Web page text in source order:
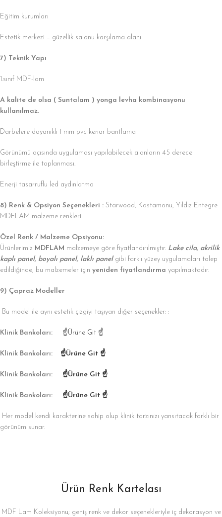
Eğitim kurumları
Estetik merkezi – güzellik salonu karşılama alanı
7) Teknik Yapı
1.sınıf MDF-lam
A kalite de olsa ( Suntalam ) yonga levha kombinasyonu
kullanılmaz.
Darbelere dayanıklı 1 mm pvc kenar bantlama
Görünümü açısında uygulaması yapılabilecek alanların 45 derece
birleştirme ile toplanması.
Enerji tasarruflu led aydınlatma
8) Renk & Opsiyon Seçenekleri : Starwood, Kastamonu, Yıldız Entegre
MDFLAM malzeme renkleri.
Özel Renk / Malzeme Opsiyonu:
Ürünlerimiz MDFLAM malzemeye göre fiyatlandırılmıştır. Lake cila, akrilik
kaplı panel, boyalı panel, laklı panel gibi farklı yüzey uygulamaları talep
edildiğinde, bu malzemeler için yeniden fiyatlandırma yapılmaktadır.
9) Çapraz Modeller
Bu model ile aynı estetik çizgiyi taşıyan diğer seçenekler: :
Klinik Bankoları: ☝Ürüne Git ☝
Klinik Bankoları: ☝Ürüne Git ☝
Klinik Bankoları: ☝Ürüne Git ☝
Klinik Bankoları: ☝Ürüne Git ☝
Her model kendi karakterine sahip olup klinik tarzınızı yansıtacak farklı bir
görünüm sunar.
Ürün Renk Kartelası
MDF Lam Koleksiyonu; geniş renk ve dekor seçenekleriyle iç dekorasyon ve